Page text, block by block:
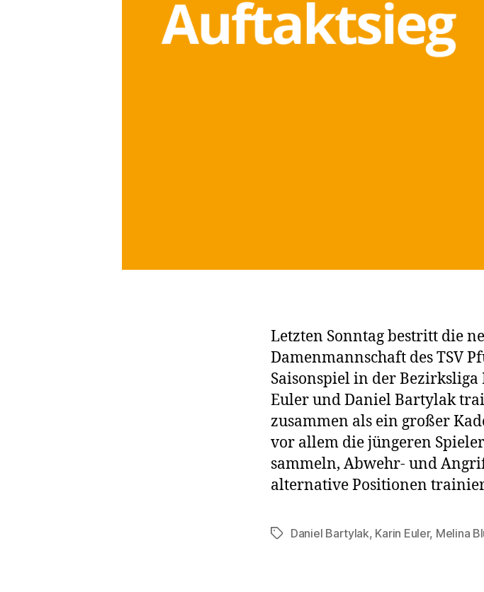
Letzten Sonntag bestritt die
Damenmannschaft des TSV
Saisonspiel in der
Euler und Daniel Bartylak
zusammen als ein großer
vor allem die jüngeren
sammeln, Abwehr- und
alternative Positionen
Schlagwörter
Daniel Bartylak, Karin Euler, Melina